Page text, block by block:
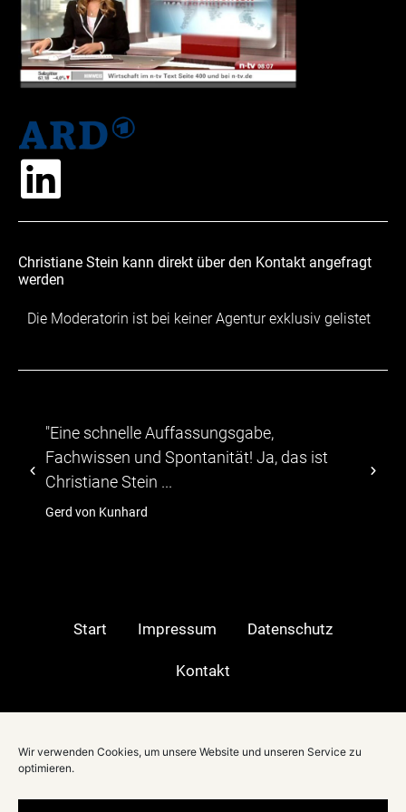
Wir verwenden Cookies, um unsere Website und unseren Service zu
optimieren.
Christiane Stein kann direkt über den Kontakt angefragt
werden
Die Moderatorin ist bei keiner Agentur exklusiv gelistet
schnelle Auffassungsgabe,
und Spontanität! Ja, das ist
Stein ...
Kunhard
TV-
Start Impressum Datenschutz
Kontakt
Berlin|
München|